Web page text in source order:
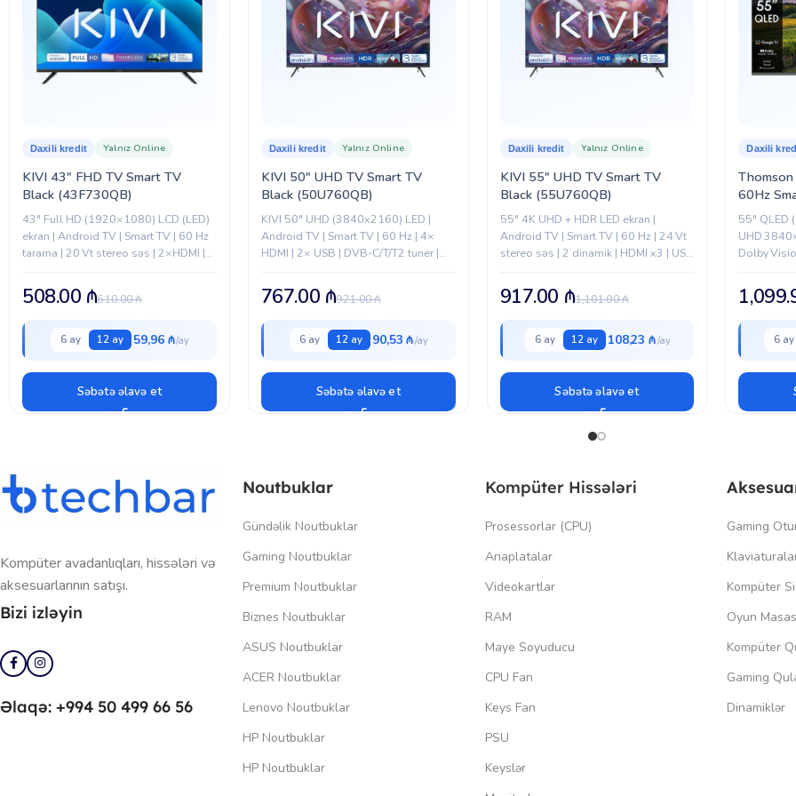
KIVI 43″ FHD TV Smart TV
Black (43F730QB)
Daxili kredit Yalnız Online
43" Full HD (1920×1080) LCD (LED)
ekran | Android TV | Smart TV | 60 Hz
tarama | 20 Vt stereo səs | 2×HDMI |
610.00₼
508.00 ₼
6 ay 12 ay 59,96 ₼
Səbətə əlavə et
KIVI 50″ UHD TV Smart TV
Black (50U760QB)
Daxili kredit Yalnız Online
KIVI 50" UHD (3840x2160) LED |
Android TV | Smart TV | 60 Hz | 4×
HDMI | 2× USB | DVB-C/T/T2 tuner |
921.00₼
767.00 ₼
6 ay 12 ay 90,53 ₼
Səbətə əlavə et
KIVI 55″ UHD TV Smart TV
Black (55U760QB)
Daxili kredit Yalnız Online
55" 4K UHD + HDR LED ekran |
Android TV | Smart TV | 60 Hz | 24 Vt
stereo səs | 2 dinamik | HDMI x3 | USB
1,101.00₼
917.00 ₼
6 ay 12 ay 108,23 ₼
Səbətə əlavə et
60Hz
Daxili
55″ QLED
UHD
Dolby
2×10 W
+ Digital
6 ay
Kompüter avadanlıqları, hissələri və
aksesuarlarının satışı.
Bizi izləyin
Əlaqə: +994 50 499 66 56
Noutbuklar
Gündəlik Noutbuklar
Gaming Noutbuklar
Premium Noutbuklar
Biznes Noutbuklar
ASUS Noutbuklar
ACER Noutbuklar
Lenovo Noutbuklar
HP Noutbuklar
HP Noutbuklar
Kompüter Hissələri
Prosessorlar (CPU)
Anaplatalar
Videokartlar
RAM
Maye Soyuducu
CPU Fan
Keys Fan
PSU
Keyslər
Gaming
Kompüter
Oyun
Kompüter
Gaming
Dinamiklər